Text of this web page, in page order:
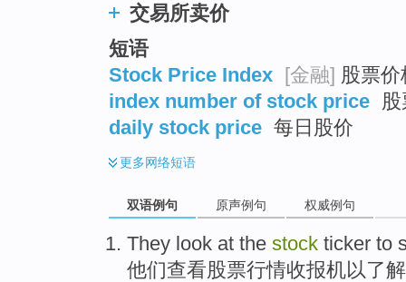
交易所卖价
短语
Stock Price Index [金融] 股票
index number of stock price
daily stock price 每日股价
更多网络短语
双语例句 原声例句 权威例句
They look at the stock ticker to
他们查看股票行情收报机以了解